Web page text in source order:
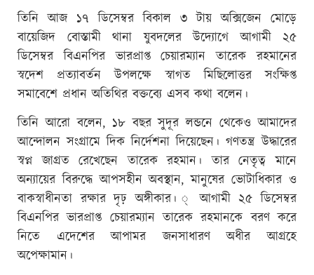
তিনি আজ ১৭ ডিসেম্বর বিকাল ৩ টায় অক্সিজেন মোড়ে
বায়েজিদ বোস্তামী থানা যুবদলের উদ্যোগে আগামী ২৫
ডিসেম্বর বিএনপির ভারপ্রাপ্ত চেয়ারম্যান তারেক রহমানের
স্বদেশ প্রত্যাবর্তন উপলক্ষে স্বাগত মিছিলোত্তর সংক্ষিপ্ত
সমাবেশে প্রধান অতিথির বক্তব্যে এসব কথা বলেন।
তিনি আরো বলেন, ১৮ বছর সুদূর লন্ডনে থেকেও আমাদের
আন্দোলন সংগ্রামে দিক নির্দেশনা দিয়েছেন। গণতন্ত্র উদ্ধারের
স্বপ্ন জাগ্রত রেখেছেন তারেক রহমান। তার নেতৃত্ব মানে
অন্যায়ের বিরুদ্ধে আপসহীন অবস্থান, মানুষের ভোটাধিকার ও
বাকস্বাধীনতা রক্ষার দৃঢ় অঙ্গীকার। ্ আগামী ২৫ ডিসেম্বর
বিএনপির ভারপ্রাপ্ত চেয়ারম্যান তারেক রহমানকে বরণ করে
নিতে এদেশের আপামর জনসাধারণ অধীর আগ্রহে
অপেক্ষামান।